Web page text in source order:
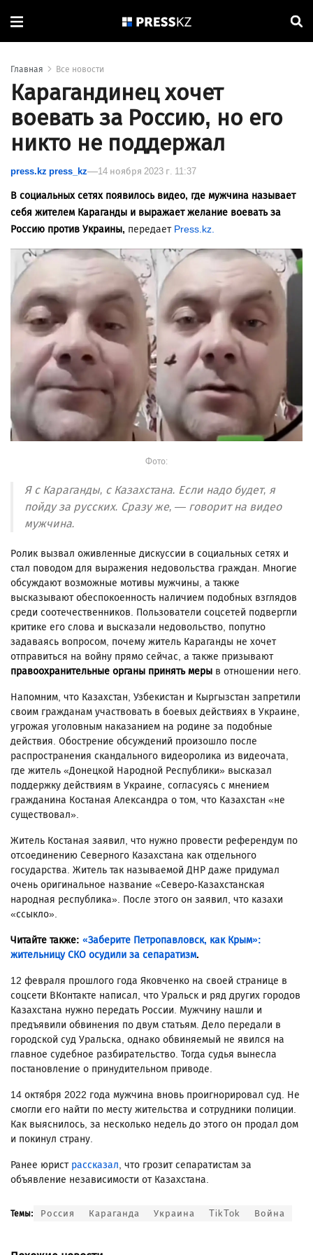
Главная Все новости
Карагандинец хочет
воевать за Россию, но его
никто не поддержал
press.kz press_kz 14 ноября 2023 г. 11:37
В социальных сетях появилось видео, где мужчина называет
себя жителем Караганды и выражает желание воевать за
Россию против Украины, передает Press.kz.
Фото:
Я с Караганды, с Казахстана. Если надо будет, я
пойду за русских. Сразу же, — говорит на видео
мужчина.
Ролик вызвал оживленные дискуссии в социальных сетях и
стал поводом для выражения недовольства граждан. Многие
обсуждают возможные мотивы мужчины, а также
высказывают обеспокоенность наличием подобных взглядов
среди соотечественников. Пользователи соцсетей подвергли
критике его слова и высказали недовольство, попутно
задаваясь вопросом, почему житель Караганды не хочет
отправиться на войну прямо сейчас, а также призывают
правоохранительные органы принять меры в отношении него.
Напомним, что Казахстан, Узбекистан и Кыргызстан запретили
своим гражданам участвовать в боевых действиях в Украине,
угрожая уголовным наказанием на родине за подобные
действия. Обострение обсуждений произошло после
распространения скандального видеоролика из видеочата,
где житель «Донецкой Народной Республики» высказал
поддержку действиям в Украине, согласуясь с мнением
гражданина Костаная Александра о том, что Казахстан «не
существовал».
Житель Костаная заявил, что нужно провести референдум по
отсоединению Северного Казахстана как отдельного
государства. Житель так называемой ДНР даже придумал
очень оригинальное название «Северо-Казахстанская
народная республика». После этого он заявил, что казахи
«ссыкло».
Читайте также: «Заберите Петропавловск, как Крым»:
жительницу СКО осудили за сепаратизм.
12 февраля прошлого года Яковченко на своей странице в
соцсети ВКонтакте написал, что Уральск и ряд других городов
Казахстана нужно передать России. Мужчину нашли и
предъявили обвинения по двум статьям. Дело передали в
городской суд Уральска, однако обвиняемый не явился на
главное судебное разбирательство. Тогда судья вынесла
постановление о принудительном приводе.
14 октября 2022 года мужчина вновь проигнорировал суд. Не
смогли его найти по месту жительства и сотрудники полиции.
Как выяснилось, за несколько недель до этого он продал дом
и покинул страну.
Ранее юрист рассказал, что грозит сепаратистам за
объявление независимости от Казахстана.
Темы: Россия Караганда Украина TikTok Война